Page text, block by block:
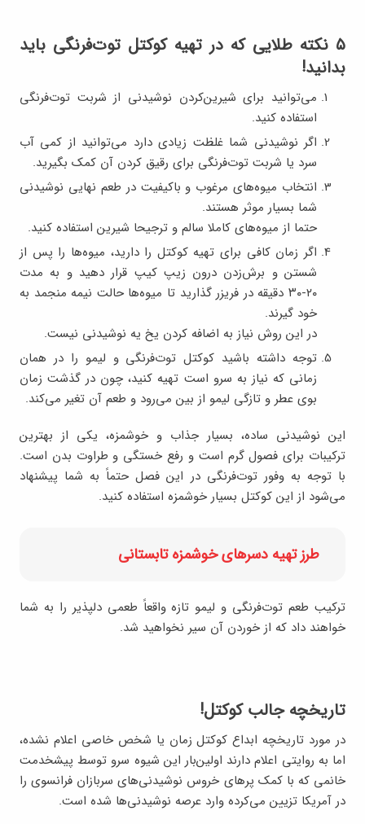
۵ نکته طلایی که در تهیه کوکتل توت‌فرنگی باید
بدانید!
می‌توانید برای شیرین‌کردن نوشیدنی از شربت توت‌فرنگی
استفاده کنید.
اگر نوشیدنی شما غلظت زیادی دارد می‌توانید از کمی آب
سرد یا شربت توت‌فرنگی برای رقیق کردن آن کمک بگیرید.
انتخاب میوه‌های مرغوب و باکیفیت در طعم نهایی نوشیدنی
شما بسیار موثر هستند.
حتما از میوه‌های کاملا سالم و ترجیحا شیرین استفاده کنید.
اگر زمان کافی برای تهیه کوکتل را دارید، میوه‌ها را پس از
شستن و برش‌زدن درون زیپ کیپ قرار دهید و به مدت
۲۰-۳۰ دقیقه در فریزر گذارید تا میوه‌ها حالت نیمه منجمد به
خود گیرند.
در این روش نیاز به اضافه کردن یخ یه نوشیدنی نیست.
توجه داشته باشید کوکتل توت‌فرنگی و لیمو را در همان
زمانی که نیاز به سرو است تهیه کنید، چون در گذشت زمان
بوی عطر و تازگی لیمو از بین می‌رود و طعم آن تغیر می‌کند.
این نوشیدنی ساده، بسیار جذاب و خوشمزه، یکی از بهترین
ترکیبات برای فصول گرم است و رفع خستگی و طراوت بدن است.
با توجه‌ به وفور توت‌فرنگی در این فصل حتماً به شما پیشنهاد
می‌شود از این کوکتل بسیار خوشمزه استفاده کنید.
طرز تهیه دسرهای خوشمزه تابستانی
ترکیب طعم توت‌فرنگی و لیمو تازه واقعاً طعمی دلپذیر را به شما
خواهند داد که از خوردن آن سیر نخواهید شد.
تاریخچه جالب کوکتل!
در مورد تاریخچه ابداع کوکتل زمان یا شخص خاصی اعلام نشده،
اما به روایتی اعلام دارند اولین‌بار این شیوه سرو توسط پیشخدمت
خانمی که با کمک پرهای خروس نوشیدنی‌های سربازان فرانسوی را
در آمریکا تزیین می‌کرده وارد عرصه نوشیدنی‌ها شده است.